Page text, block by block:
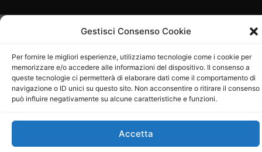
Gestisci Consenso Cookie
Per fornire le migliori esperienze, utilizziamo tecnologie come i cookie per
memorizzare e/o accedere alle informazioni del dispositivo. Il consenso a
queste tecnologie ci permetterà di elaborare dati come il comportamento di
navigazione o ID unici su questo sito. Non acconsentire o ritirare il consenso
può influire negativamente su alcune caratteristiche e funzioni.
Accetta